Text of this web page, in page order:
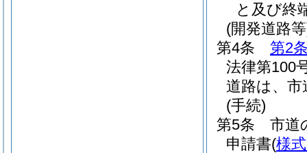
と及び終
(開発道路
第4条
第2
法律第100
道路は、
(手続)
第5条
市道
申請書(様